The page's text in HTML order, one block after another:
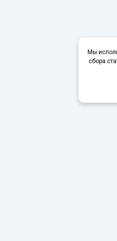
Мы
сбора